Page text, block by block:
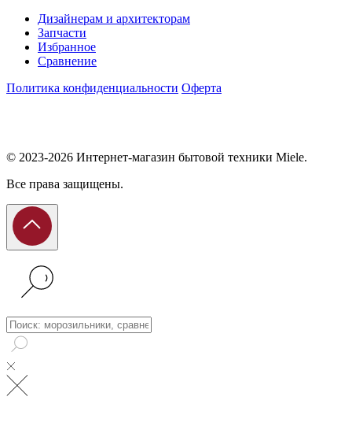
Дизайнерам и архитекторам
Запчасти
Избранное
Сравнение
Политика конфиденциальности Оферта
© 2023-2026 Интернет-магазин бытовой техники Miele.
Все права защищены.
Поиск: